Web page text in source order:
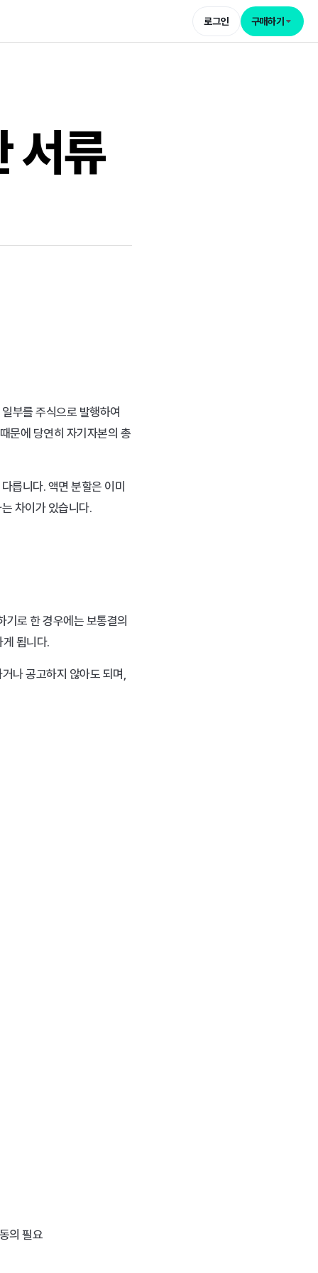
로그인 구매하기
서류
부를 주식으로 발행하여
문에 당연히 자기자본의 총
릅니다. 액면 분할은 이미
차이가 있습니다.
로 한 경우에는 보통결의
됩니다.
나 공고하지 않아도 되며,
의 필요